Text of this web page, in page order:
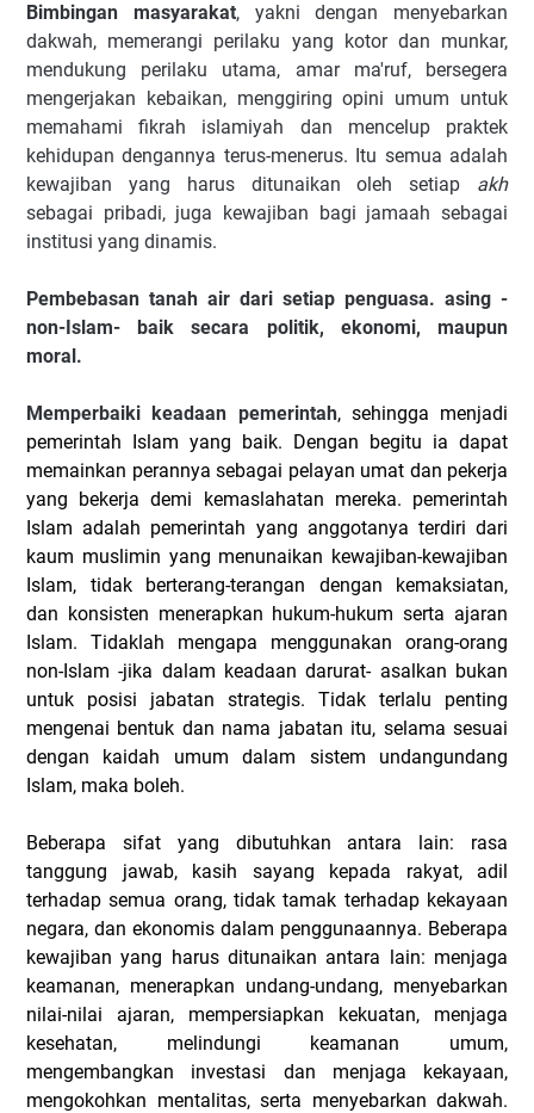
Bimbingan masyarakat, yakni dengan menyebarkan
dakwah, memerangi perilaku yang kotor dan munkar,
mendukung perilaku utama, amar ma'ruf, bersegera
mengerjakan kebaikan, menggiring opini umum untuk
memahami fikrah islamiyah dan mencelup praktek
kehidupan dengannya terus-menerus. Itu semua adalah
kewajiban yang harus ditunaikan oleh setiap akh
sebagai pribadi, juga kewajiban bagi jamaah sebagai
institusi yang dinamis.
Pembebasan tanah air dari setiap penguasa. asing -
non-Islam- baik secara politik, ekonomi, maupun
moral.
Memperbaiki keadaan pemerintah, sehingga menjadi
pemerintah Islam yang baik. Dengan begitu ia dapat
memainkan perannya sebagai pelayan umat dan pekerja
yang bekerja demi kemaslahatan mereka. pemerintah
Islam adalah pemerintah yang anggotanya terdiri dari
kaum muslimin yang menunaikan kewajiban-kewajiban
Islam, tidak berterang-terangan dengan kemaksiatan,
dan konsisten menerapkan hukum-hukum serta ajaran
Islam. Tidaklah mengapa menggunakan orang-orang
non-Islam -jika dalam keadaan darurat- asalkan bukan
untuk posisi jabatan strategis. Tidak terlalu penting
mengenai bentuk dan nama jabatan itu, selama sesuai
dengan kaidah umum dalam sistem undangundang
Islam, maka boleh.
Beberapa sifat yang dibutuhkan antara lain: rasa
tanggung jawab, kasih sayang kepada rakyat, adil
terhadap semua orang, tidak tamak terhadap kekayaan
negara, dan ekonomis dalam penggunaannya. Beberapa
kewajiban yang harus ditunaikan antara lain: menjaga
keamanan, menerapkan undang-undang, menyebarkan
nilai-nilai ajaran, mempersiapkan kekuatan, menjaga
kesehatan, melindungi keamanan umum,
mengembangkan investasi dan menjaga kekayaan,
mengokohkan mentalitas, serta menyebarkan dakwah.